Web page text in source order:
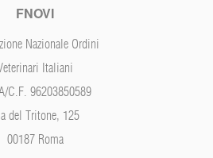
FNOVI
Nazionale Ordini
Italiani
C.F. 96203850589
del Tritone, 125
00187 Roma